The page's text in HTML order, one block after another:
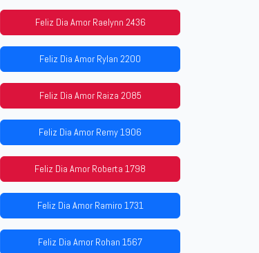
Feliz Dia Amor Raelynn 2436
Feliz Dia Amor Rylan 2200
Feliz Dia Amor Raiza 2085
Feliz Dia Amor Remy 1906
Feliz Dia Amor Roberta 1798
Feliz Dia Amor Ramiro 1731
Feliz Dia Amor Rohan 1567